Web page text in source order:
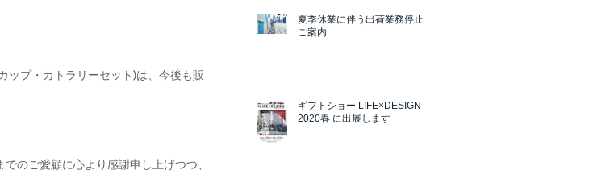
夏季休業に伴う出荷業務停止の
ご案内
ギフトショー LIFE×DESIGN
2020春 に出展します